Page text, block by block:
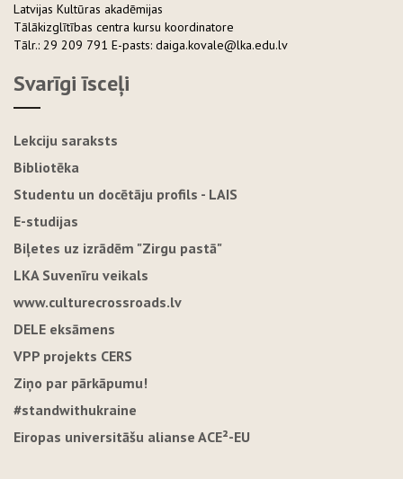
Latvijas Kultūras akadēmijas
Tālākizglītības centra kursu koordinatore
Tālr.: 29 209 791 E-pasts: daiga.kovale@lka.edu.lv
Svarīgi īsceļi
Lekciju saraksts
Bibliotēka
Studentu un docētāju profils - LAIS
E-studijas
Biļetes uz izrādēm "Zirgu pastā"
LKA Suvenīru veikals
www.culturecrossroads.lv
DELE eksāmens
VPP projekts CERS
Ziņo par pārkāpumu!
#standwithukraine
Eiropas universitāšu alianse ACE²-EU